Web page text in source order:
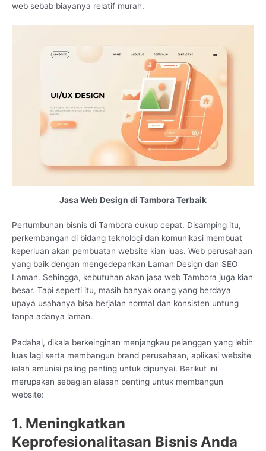
web sebab biayanya relatif murah.
Jasa Web Design di Tambora Terbaik
Pertumbuhan bisnis di Tambora cukup cepat. Disamping itu,
perkembangan di bidang teknologi dan komunikasi membuat
keperluan akan pembuatan website kian luas. Web perusahaan
yang baik dengan mengedepankan Laman Design dan SEO
Laman. Sehingga, kebutuhan akan jasa web Tambora juga kian
besar. Tapi seperti itu, masih banyak orang yang berdaya
upaya usahanya bisa berjalan normal dan konsisten untung
tanpa adanya laman.
Padahal, dikala berkeinginan menjangkau pelanggan yang lebih
luas lagi serta membangun brand perusahaan, aplikasi website
ialah amunisi paling penting untuk dipunyai. Berikut ini
merupakan sebagian alasan penting untuk membangun
website:
1. Meningkatkan
Keprofesionalitasan Bisnis Anda